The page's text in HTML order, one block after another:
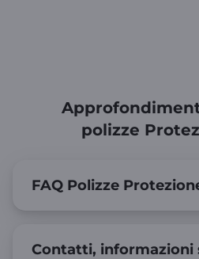
polizze
FAQ Polizze
Contatti, informazioni